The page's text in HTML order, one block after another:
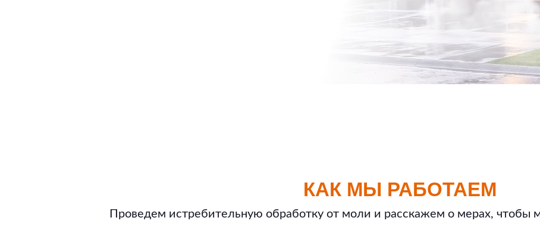
КАК МЫ РАБОТАЕМ
Проведем истребительную обработку от моли и расскажем о мерах, чтобы